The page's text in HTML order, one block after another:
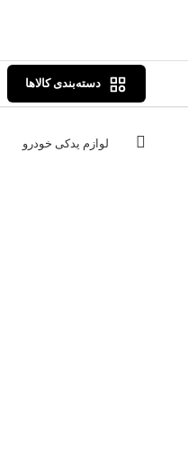
دسته‌بندی کالاها
لوازم یدکی خودرو